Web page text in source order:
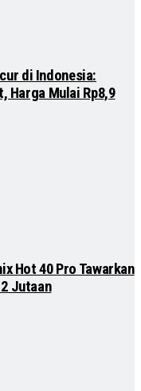
di Indonesia:
Harga Mulai Rp8,9
Hot 40 Pro Tawarkan
Jutaan